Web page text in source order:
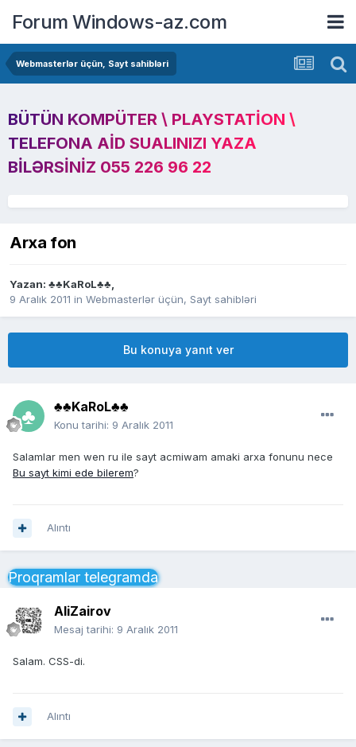
Forum Windows-az.com
Webmasterlər üçün, Sayt sahibləri
BÜTÜN KOMPÜTER \ PLAYSTATION \
TELEFONA AID SUALINIZI YAZA
BILƏRSINIZ 055 226 96 22
Arxa fon
Yazan: ♣♣KaRoL♣♣,
9 Aralık 2011 in Webmasterlər üçün, Sayt sahibləri
Bu konuya yanıt ver
♣♣KaRoL♣♣
Konu tarihi: 9 Aralık 2011
Salamlar men wen ru ile sayt acmiwam amaki arxa fonunu nece
Bu sayt kimi ede bilerem?
Alıntı
Proqramlar telegramda
AliZairov
Mesaj tarihi: 9 Aralık 2011
Salam. CSS-di.
Alıntı